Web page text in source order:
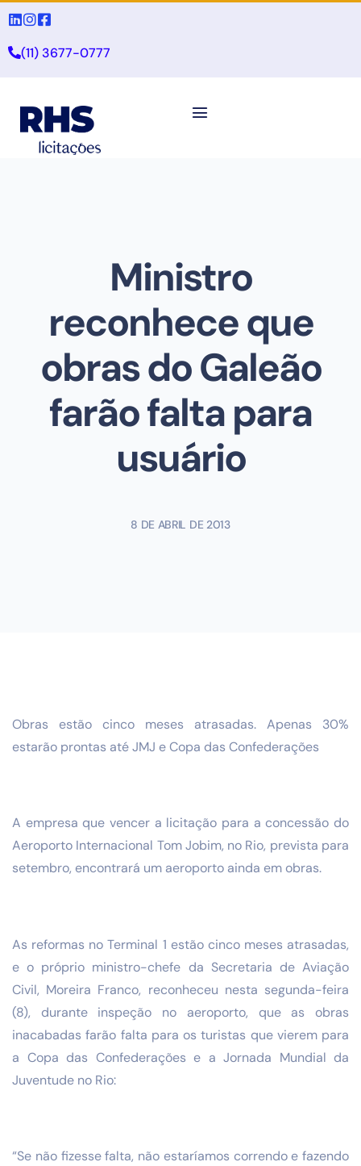
(11) 3677-0777
Ministro
reconhece que
obras do Galeão
farão falta para
usuário
8 DE ABRIL DE 2013
Obras estão cinco meses atrasadas. Apenas 30%
estarão prontas até JMJ e Copa das Confederações
A empresa que vencer a licitação para a concessão do
Aeroporto Internacional Tom Jobim, no Rio, prevista para
setembro, encontrará um aeroporto ainda em obras.
As reformas no Terminal 1 estão cinco meses atrasadas,
e o próprio ministro-chefe da Secretaria de Aviação
Civil, Moreira Franco, reconheceu nesta segunda-feira
(8), durante inspeção no aeroporto, que as obras
inacabadas farão falta para os turistas que vierem para
a Copa das Confederações e a Jornada Mundial da
Juventude no Rio:
“Se não fizesse falta, não estaríamos correndo e fazendo